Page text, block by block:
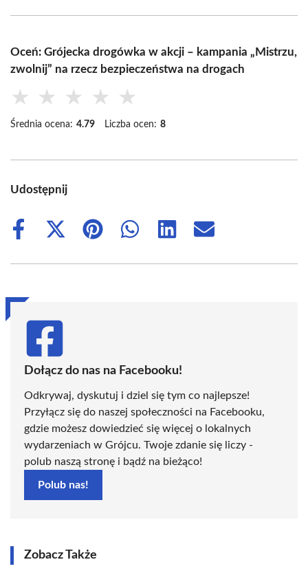
Oceń: Grójecka drogówka w akcji – kampania „Mistrzu,
zwolnij” na rzecz bezpieczeństwa na drogach
★ ★ ★ ★ ★
Średnia ocena: 4.79 Liczba ocen: 8
Udostępnij
Share
Share
(Twitter)
Share
Share
Share
Share
Dołącz do nas na Facebooku!
Odkrywaj, dyskutuj i dziel się tym co najlepsze!
Przyłącz się do naszej społeczności na Facebooku,
gdzie możesz dowiedzieć się więcej o lokalnych
wydarzeniach w Grójcu. Twoje zdanie się liczy -
polub naszą stronę i bądź na bieżąco!
Polub nas!
Zobacz Także